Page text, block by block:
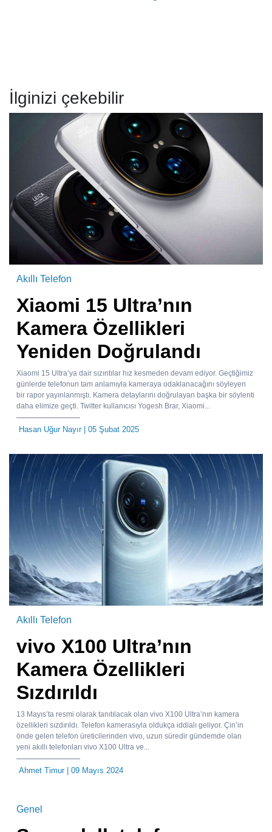
İlginizi çekebilir
Akıllı Telefon
Xiaomi 15 Ultra’nın
Kamera Özellikleri
Yeniden Doğrulandı
Xiaomi 15 Ultra’ya dair sızıntılar hız kesmeden devam ediyor. Geçtiğimiz
günlerde telefonun tam anlamıyla kameraya odaklanacağını söyleyen
bir rapor yayınlanmıştı. Kamera detaylarını doğrulayan başka bir söylenti
daha elimize geçti. Twitter kullanıcısı Yogesh Brar, Xiaomi...
Hasan Uğur Nayır| 05 Şubat 2025
Akıllı Telefon
vivo X100 Ultra’nın
Kamera Özellikleri
Sızdırıldı
13 Mayıs’ta resmi olarak tanıtılacak olan vivo X100 Ultra’nın kamera
özellikleri sızdırıldı. Telefon kamerasıyla oldukça iddialı geliyor. Çin’in
önde gelen telefon üreticilerinden vivo, uzun süredir gündemde olan
yeni akıllı telefonları vivo X100 Ultra ve...
Ahmet Timur| 09 Mayıs 2024
Genel